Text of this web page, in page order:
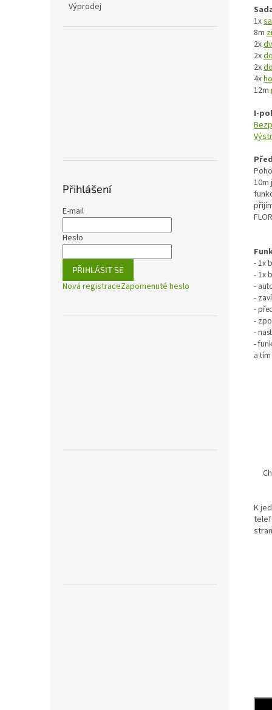
Výprodej
Přihlášení
E-mail
Heslo
PŘIHLÁSIT SE
Nová registraceZapomenuté heslo
1x
8m
2x
2x
2x
4x
12m
I-
10m
- 1x
- 1x
-
-
-
-
-
-
a
K